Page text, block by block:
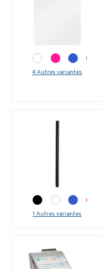
4 Autres variantes
1 Autres variantes